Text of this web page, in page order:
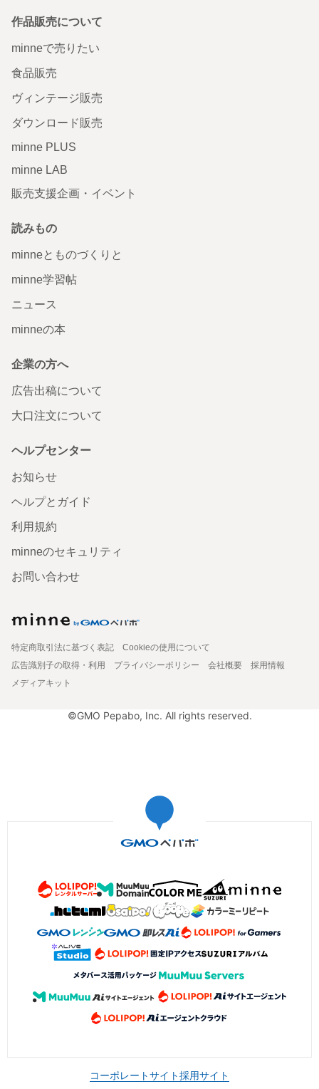
作品販売について
minneで売りたい
食品販売
ヴィンテージ販売
ダウンロード販売
minne PLUS
minne LAB
販売支援企画・イベント
読みもの
minneとものづくりと
minne学習帖
ニュース
minneの本
企業の方へ
広告出稿について
大口注文について
ヘルプセンター
お知らせ
ヘルプとガイド
利用規約
minneのセキュリティ
お問い合わせ
特定商取引法に基づく表記
Cookieの使用について
広告識別子の取得・利用
プライバシーポリシー 会社概要
採用情報
メディアキット
©GMO Pepabo, Inc. All rights reserved.
コーポレートサイト採用サイト